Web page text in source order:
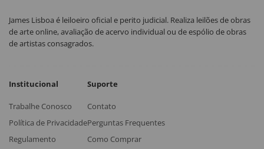
James Lisboa é leiloeiro oficial e perito judicial. Realiza leilões de obras
de arte online, avaliação de acervo individual ou de espólio de obras
de artistas consagrados.
Institucional
Trabalhe Conosco
Política de Privacidade
Regulamento
Suporte
Contato
Perguntas Frequentes
Como Comprar